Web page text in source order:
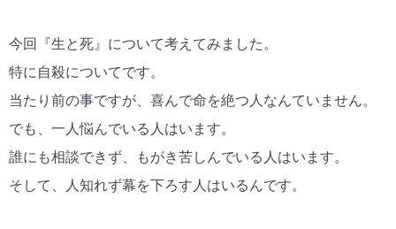
今回『生と死』について考えてみました。
特に自殺についてです。
当たり前の事ですが、喜んで命を絶つ人なんていません。
でも、一人悩んでいる人はいます。
誰にも相談できず、もがき苦しんでいる人はいます。
そして、人知れず幕を下ろす人はいるんです。